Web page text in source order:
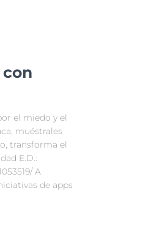
el miedo y el
muéstrales
transforma el
E.D.:
A
de apps